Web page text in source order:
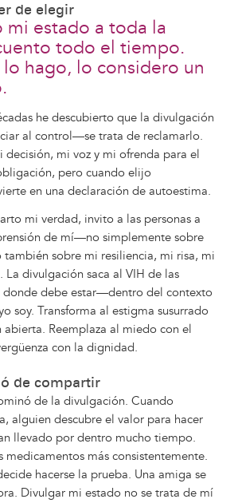
de elegir
mi estado a toda la
todo el tiempo.
lo hago, lo considero un
he descubierto que la divulgación
al control—se trata de reclamarlo.
decisión, mi voz y mi ofrenda para el
pero cuando elijo
en una declaración de autoestima.
mi verdad, invito a las personas a
de mí—no simplemente sobre
sobre mi resiliencia, mi risa, mi
La divulgación saca al VIH de las
donde debe estar—dentro del contexto
soy. Transforma al estigma susurrado
abierta. Reemplaza al miedo con el
con la dignidad.
de compartir
de la divulgación. Cuando
alguien descubre el valor para hacer
llevado por dentro mucho tiempo.
medicamentos más consistentemente.
hacerse la prueba. Una amiga se
Divulgar mi estado no se trata de mí